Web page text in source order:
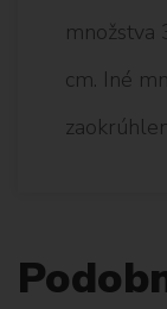
množstva
cm. Iné